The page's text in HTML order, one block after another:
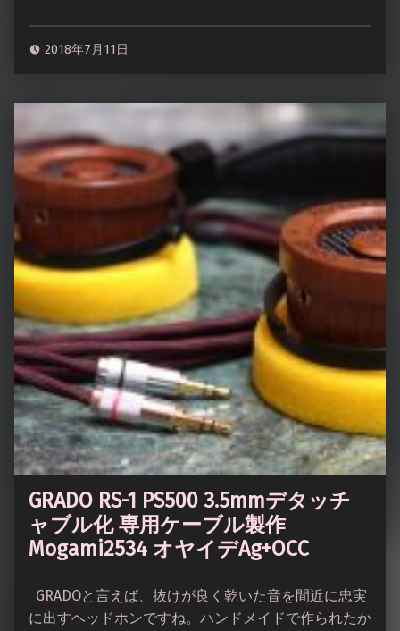
2018年7月11日
GRADO RS-1 PS500 3.5mmデタッチ
ャブル化 専用ケーブル製作
Mogami2534 オヤイデAg+OCC
GRADOと言えば、抜けが良く乾いた音を間近に忠実
に出すヘッドホンですね。ハンドメイドで作られたか